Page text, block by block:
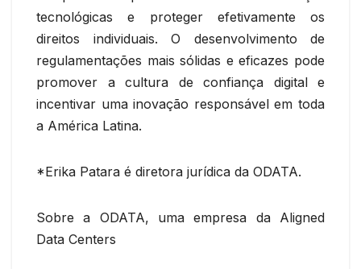
tecnológicas e proteger efetivamente os
direitos individuais. O desenvolvimento de
regulamentações mais sólidas e eficazes pode
promover a cultura de confiança digital e
incentivar uma inovação responsável em toda
a América Latina.
*Erika Patara é diretora jurídica da ODATA.
Sobre a ODATA, uma empresa da Aligned
Data Centers